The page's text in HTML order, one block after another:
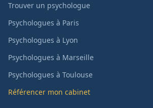
Trouver un psychologue
Psychologues à Paris
Psychologues à Lyon
Psychologues à Marseille
Psychologues à Toulouse
Référencer mon cabinet